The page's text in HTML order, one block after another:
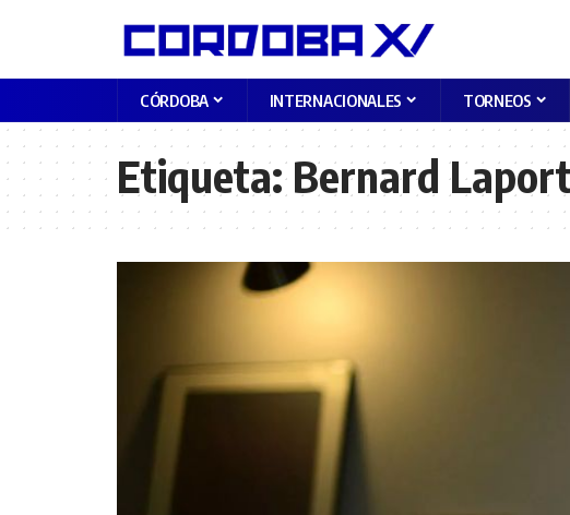
CÓRDOBA INTERNACIONALES TORNEOS
Etiqueta:Bernard